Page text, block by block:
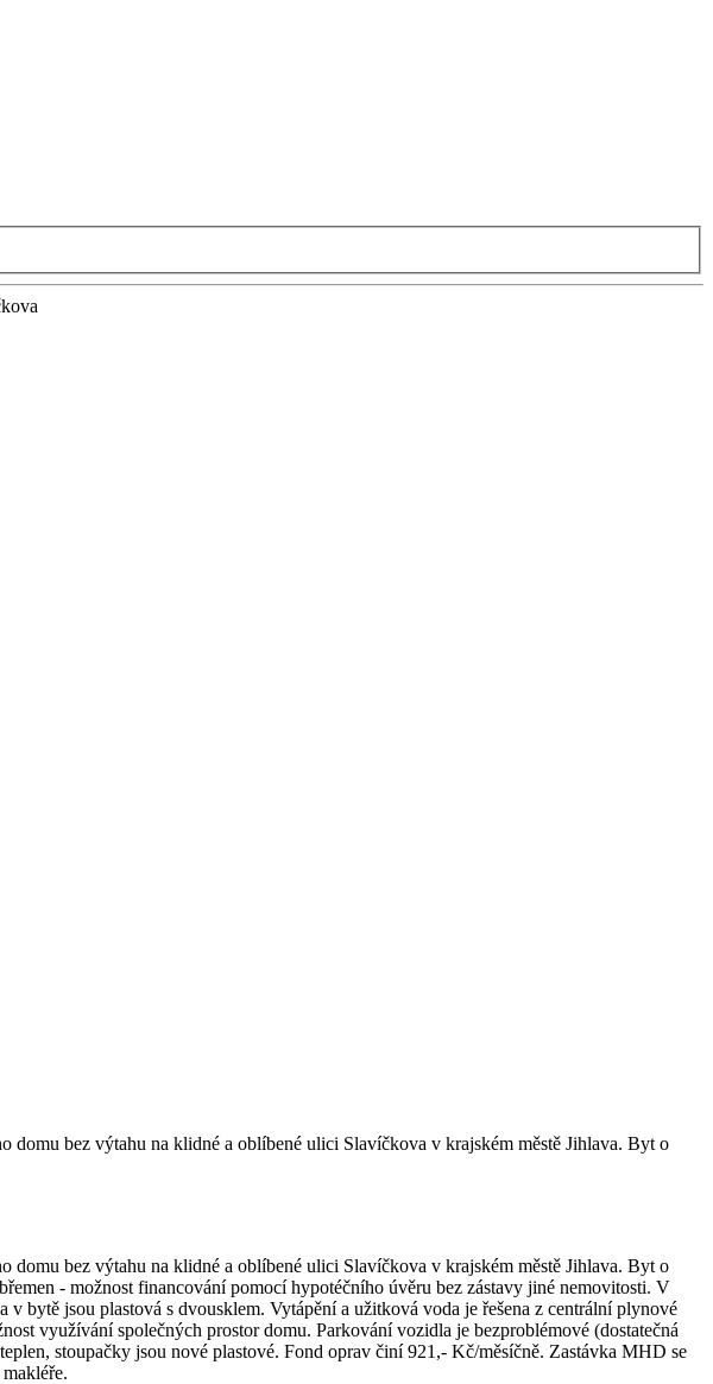
bez výtahu na klidné a oblíbené ulici Slavíčkova v krajském městě Jihlava. Byt o
bez výtahu na klidné a oblíbené ulici Slavíčkova v krajském městě Jihlava. Byt o
- možnost financování pomocí hypotéčního úvěru bez zástavy jiné nemovitosti. V
bytě jsou plastová s dvousklem. Vytápění a užitková voda je řešena z centrální plynové
využívání společných prostor domu. Parkování vozidla je bezproblémové (dostatečná
stoupačky jsou nové plastové. Fond oprav činí 921,- Kč/měsíčně. Zastávka MHD se